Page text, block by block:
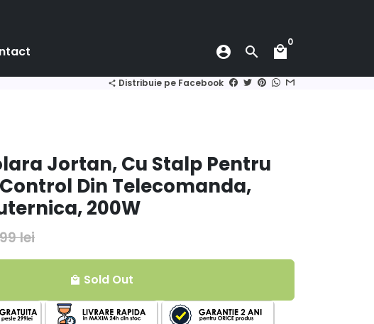
account_circle search local_mall
0
share Distribuie pe Facebook
Jortan, Cu Stalp Pentru
Din Telecomanda,
200W
lei
local_mall Sold Out